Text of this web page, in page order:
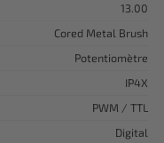
13.00
Cored Metal Brush
Potentiomètre
IP4X
PWM / TTL
Digital